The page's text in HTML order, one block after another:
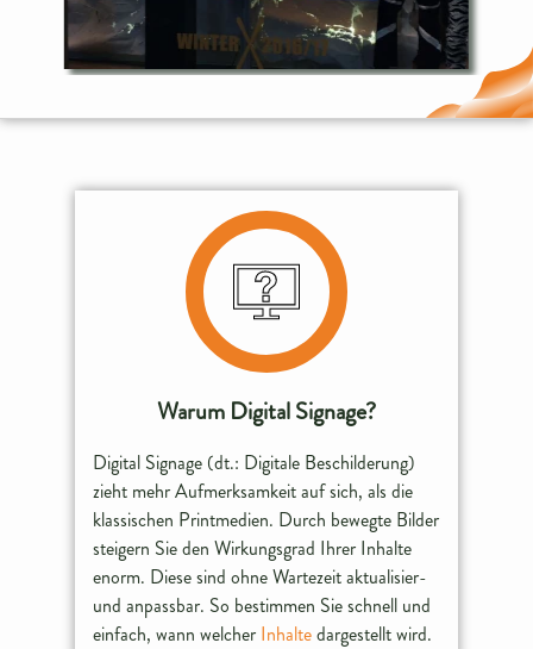
Warum Digital Signage?
Digital Signage (dt.: Digitale Beschilderung)
zieht mehr Aufmerksamkeit auf sich, als die
klassischen Printmedien. Durch bewegte Bilder
steigern Sie den Wirkungsgrad Ihrer Inhalte
enorm. Diese sind ohne Wartezeit aktualisier-
und anpassbar. So bestimmen Sie schnell und
einfach, wann welcher Inhaltedargestellt wird.